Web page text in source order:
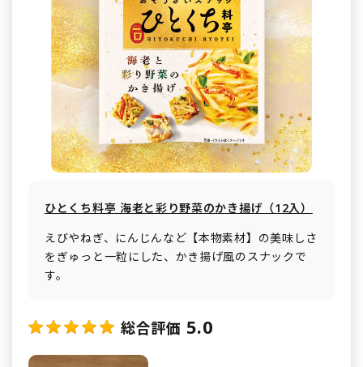
ひとくち料亭 海老と彩り野菜のかき揚げ（12入）
えびやねぎ、にんじんなど【本物素材】の美味しさ
をぎゅっと一粒にした、かき揚げ風のスナックで
す。
総合評価 5.0